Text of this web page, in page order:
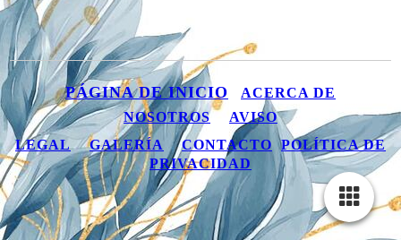
PÁGINA DE INICIO
ACERCA DE
NOSOTROS
AVISO
LEGAL
GALERÍA CONTACTO
POLÍTICA DE
PRIVACIDAD